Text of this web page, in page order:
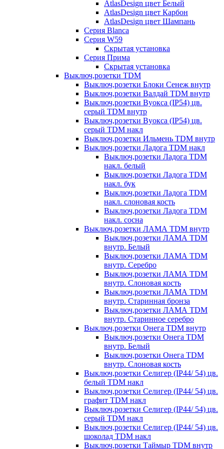
AtlasDesign цвет Белый
AtlasDesign цвет Карбон
AtlasDesign цвет Шампань
Серия Blanca
Серия W59
Скрытая установка
Серия Прима
Скрытая установка
Выключ,розетки TDM
Выключ,розетки Блоки Сенеж внутр
Выключ,розетки Валдай TDM внутр
Выключ,розетки Вуокса (IP54) цв.
серый TDM внутр
Выключ,розетки Вуокса (IP54) цв.
серый TDM накл
Выключ,розетки Ильмень TDM внутр
Выключ,розетки Ладога TDM накл
Выключ,розетки Ладога TDM
накл. белый
Выключ,розетки Ладога TDM
накл. бук
Выключ,розетки Ладога TDM
накл. слоновая кость
Выключ,розетки Ладога TDM
накл. сосна
Выключ,розетки ЛАМА TDM внутр
Выключ,розетки ЛАМА TDM
внутр. Белый
Выключ,розетки ЛАМА TDM
внутр. Серебро
Выключ,розетки ЛАМА TDM
внутр. Слоновая кость
Выключ,розетки ЛАМА TDM
внутр. Старинная бронза
Выключ,розетки ЛАМА TDM
внутр. Старинное серебро
Выключ,розетки Онега TDM внутр
Выключ,розетки Онега TDM
внутр. Белый
Выключ,розетки Онега TDM
внутр. Слоновая кость
Выключ,розетки Селигер (IP44/ 54) цв.
белый TDM накл
Выключ,розетки Селигер (IP44/ 54) цв.
графит TDM накл
Выключ,розетки Селигер (IP44/ 54) цв.
серый TDM накл
Выключ,розетки Селигер (IP44/ 54) цв.
шоколад TDM накл
Выключ,розетки Таймыр TDM внутр